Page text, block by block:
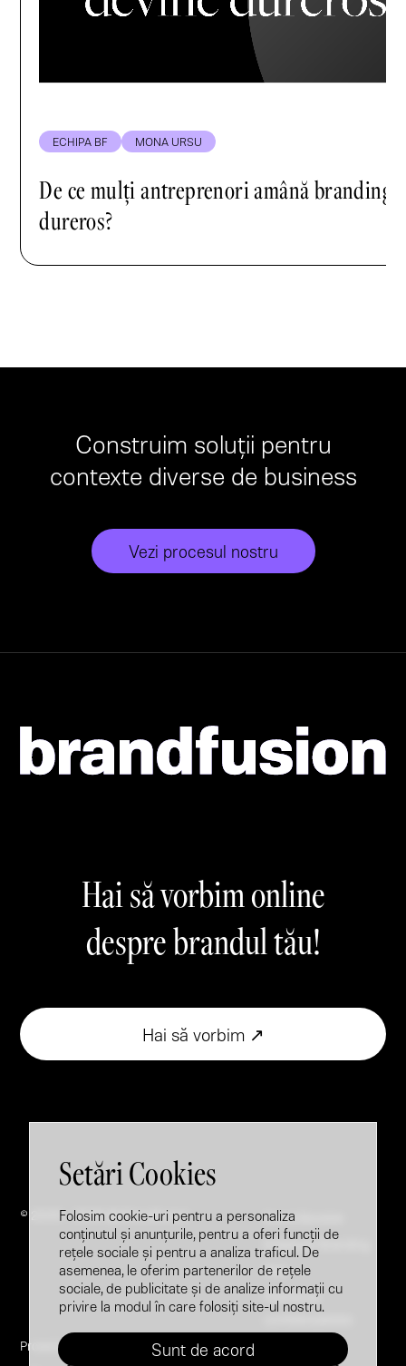
Setări Cookies
Folosim cookie-uri pentru a personaliza
conținutul și anunțurile, pentru a oferi funcții de
rețele sociale și pentru a analiza traficul. De
asemenea, le oferim partenerilor de rețele
sociale, de publicitate și de analize informații cu
privire la modul în care folosiți site-ul nostru.
Sunt de acord
ECHIPA BF MONA URSU
De ce mulți antreprenori amână
dureros?
Construim soluții pentru
contexte diverse de business
Vezi procesul nostru
Hai să vorbim online
despre brandul tău!
Hai să vorbim ↗
© 2005 - 2026 @ Brandfusion
Proiecte
Brand Booster
Employer Branding
FAQ
Politica de